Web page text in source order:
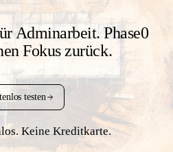
Adminarbeit.Phase0
Fokus zurück.
testen
Keine Kreditkarte.